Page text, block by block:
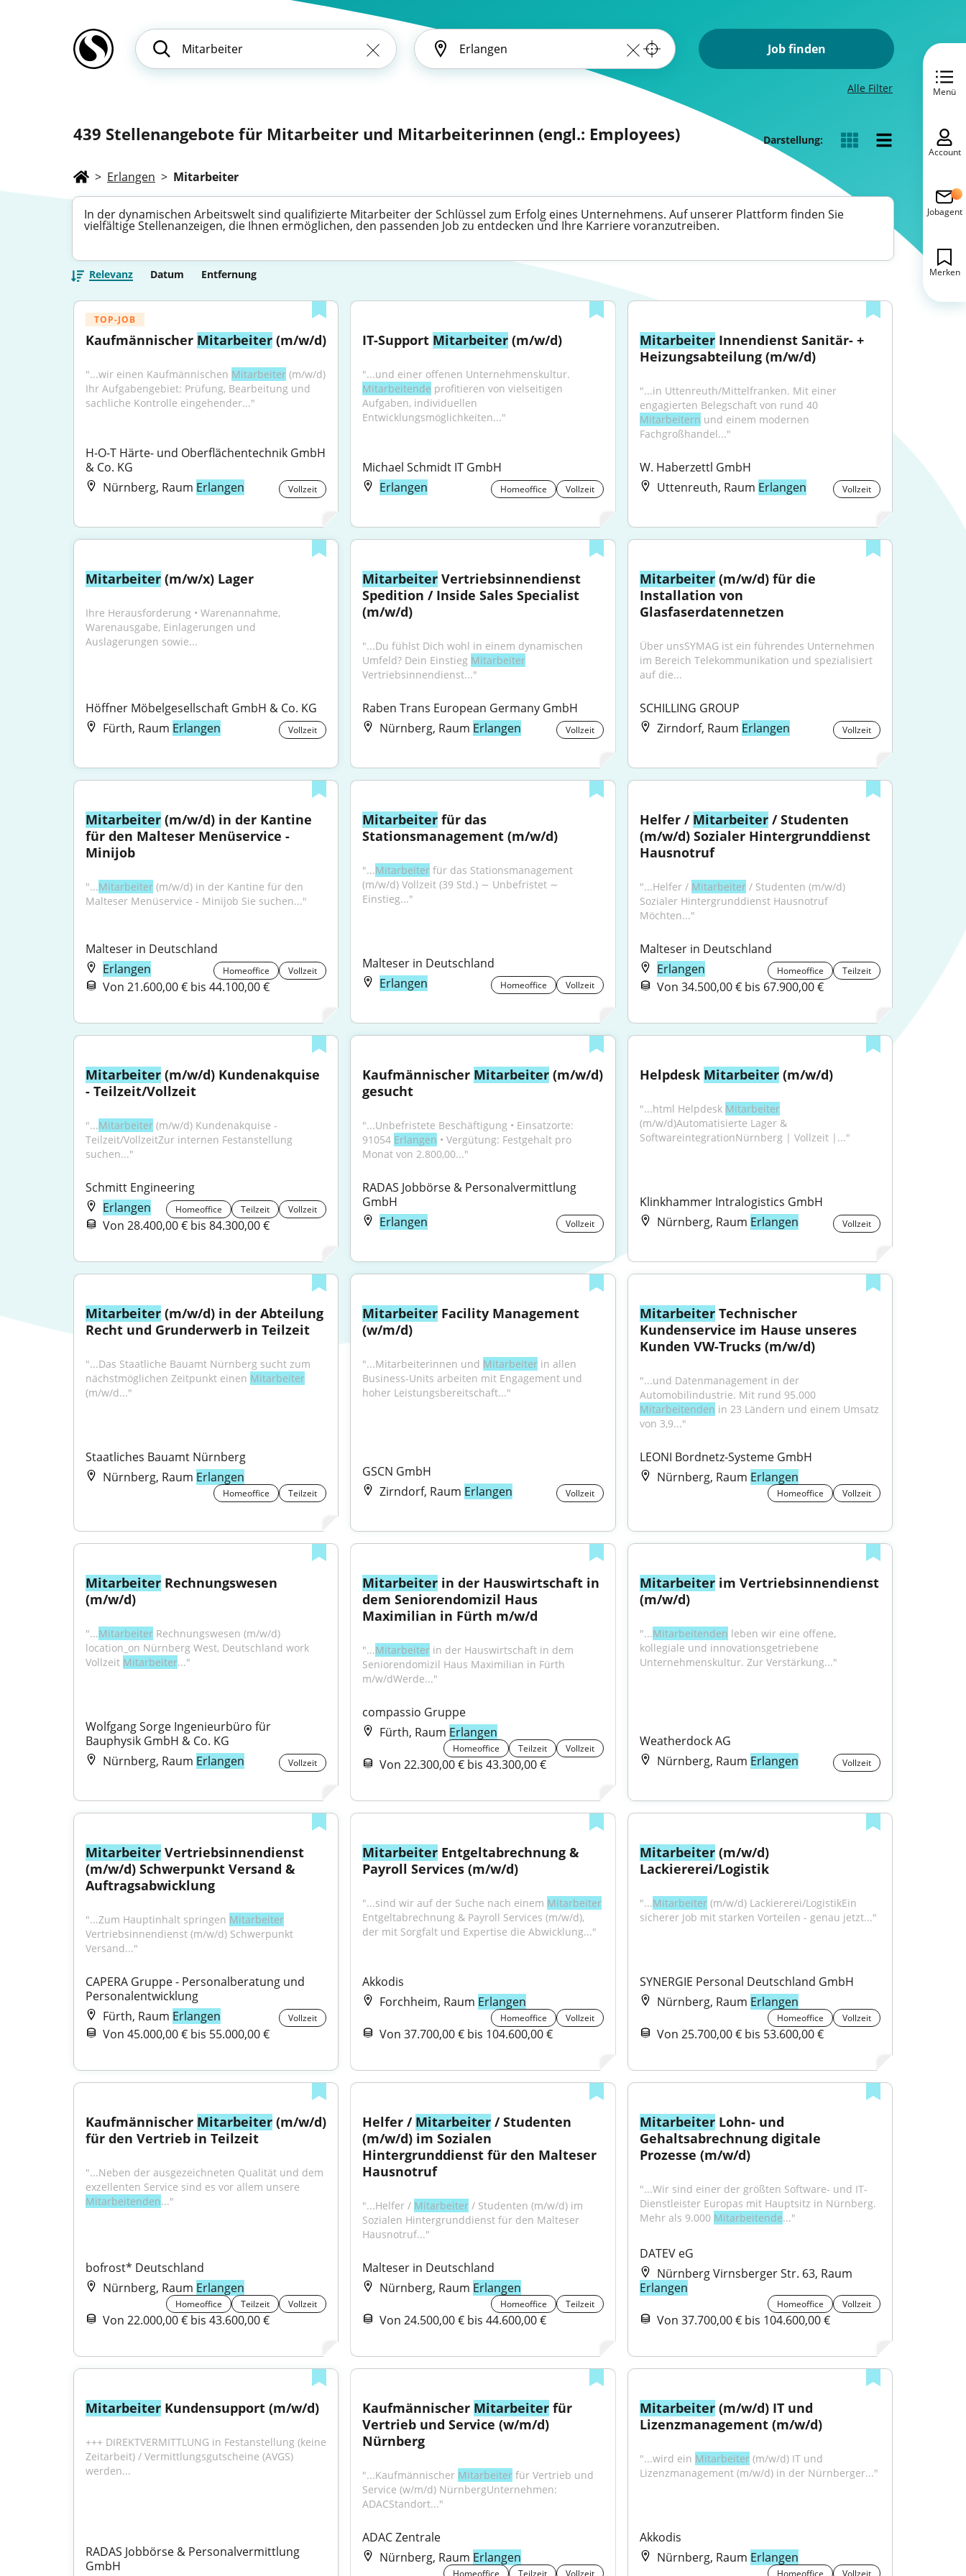
Job finden
Alle Filter
439 Stellenangebote für Mitarbeiter und Mitarbeiterinnen (engl.: Employees) Darstellung:
> Erlangen > Mitarbeiter
In der dynamischen Arbeitswelt sind qualifizierte Mitarbeiter der Schlüssel zum Erfolg eines Unternehmens. Auf unserer Plattform finden Sie
vielfältige Stellenanzeigen, die Ihnen ermöglichen, den passenden Job zu entdecken und Ihre Karriere voranzutreiben.
Relevanz Datum Entfernung
TOP-JOB
Kaufmännischer Mitarbeiter (m/w/d)
"...wir einen Kaufmännischen Mitarbeiter (m/w/d)
Ihr Aufgabengebiet: Prüfung, Bearbeitung und
sachliche Kontrolle eingehender..."
H-O-T Härte- und Oberflächentechnik GmbH
& Co. KG
Nürnberg, Raum Erlangen Vollzeit
IT-Support Mitarbeiter (m/w/d)
Mitarbeitende profitieren von vielseitigen
Aufgaben, individuellen
Entwicklungsmöglichkeiten..."
Michael Schmidt IT GmbH
Erlangen
Homeoffice Vollzeit
Mitarbeiter Innendienst Sanitär- +
Heizungsabteilung (m/w/d)
"...in Uttenreuth/Mittelfranken. Mit einer
engagierten Belegschaft von rund 40
Mitarbeitern und einem modernen
Fachgroßhandel..."
W. Haberzettl GmbH
Uttenreuth, Raum Erlangen Vollzeit
Mitarbeiter (m/w/x) Lager
Ihre Herausforderung • Warenannahme,
Warenausgabe, Einlagerungen und
Auslagerungen sowie...
Höffner Möbelgesellschaft GmbH & Co. KG
Fürth, Raum Erlangen Vollzeit
Mitarbeiter Vertriebsinnendienst
Spedition / Inside Sales Specialist
(m/w/d)
"...Du fühlst Dich wohl in einem dynamischen
Umfeld? Dein Einstieg Mitarbeiter
Vertriebsinnendienst..."
Raben Trans European Germany GmbH
Nürnberg, Raum Erlangen Vollzeit
Mitarbeiter (m/w/d) für die
Installation von
Glasfaserdatennetzen
Über unsSYMAG ist ein führendes Unternehmen
im Bereich Telekommunikation und spezialisiert
auf die...
SCHILLING GROUP
Zirndorf, Raum Erlangen Vollzeit
Mitarbeiter (m/w/d) in der Kantine
für den Malteser Menüservice -
Minijob
"...Mitarbeiter (m/w/d) in der Kantine für den
Malteser Menüservice - Minijob Sie suchen..."
Malteser in Deutschland
Erlangen
Homeoffice Vollzeit
Von 21.600,00 € bis 44.100,00 €
Mitarbeiter für das
Stationsmanagement (m/w/d)
"...Mitarbeiter für das Stationsmanagement
(m/w/d) Vollzeit (39 Std.) ∼ Unbefristet ∼
Einstieg..."
Malteser in Deutschland
Erlangen
Homeoffice Vollzeit
Helfer / Mitarbeiter / Studenten
(m/w/d) Sozialer Hintergrunddienst
Hausnotruf
"...Helfer / Mitarbeiter / Studenten (m/w/d)
Sozialer Hintergrunddienst Hausnotruf
Möchten..."
Malteser in Deutschland
Erlangen
Homeoffice Teilzeit
Von 34.500,00 € bis 67.900,00 €
Mitarbeiter (m/w/d) Kundenakquise
- Teilzeit/Vollzeit
"...Mitarbeiter (m/w/d) Kundenakquise -
Teilzeit/VollzeitZur internen Festanstellung
suchen..."
Schmitt Engineering
Erlangen
Homeoffice Teilzeit Vollzeit
Von 28.400,00 € bis 84.300,00 €
Kaufmännischer Mitarbeiter (m/w/d)
gesucht
"...Unbefristete Beschäftigung • Einsatzorte:
91054 Erlangen • Vergütung: Festgehalt pro
Monat von 2.800,00..."
RADAS Jobbörse & Personalvermittlung
GmbH
Erlangen
Vollzeit
Helpdesk Mitarbeiter (m/w/d)
"...html Helpdesk Mitarbeiter
(m/w/d)Automatisierte Lager &
SoftwareintegrationNürnberg | Vollzeit |..."
Klinkhammer Intralogistics GmbH
Nürnberg, Raum Erlangen Vollzeit
Mitarbeiter (m/w/d) in der Abteilung
Recht und Grunderwerb in Teilzeit
"...Das Staatliche Bauamt Nürnberg sucht zum
nächstmöglichen Zeitpunkt einen Mitarbeiter
(m/w/d..."
Staatliches Bauamt Nürnberg
Nürnberg, Raum Erlangen
Homeoffice Teilzeit
Mitarbeiter Facility Management
(w/m/d)
"...Mitarbeiterinnen und Mitarbeiter in allen
Business-Units arbeiten mit Engagement und
hoher Leistungsbereitschaft..."
GSCN GmbH
Zirndorf, Raum Erlangen Vollzeit
Mitarbeiter Technischer
Kundenservice im Hause unseres
Kunden VW-Trucks (m/w/d)
"...und Datenmanagement in der
Automobilindustrie. Mit rund 95.000
Mitarbeitenden in 23 Ländern und einem Umsatz
von 3,9..."
LEONI Bordnetz-Systeme GmbH
Nürnberg, Raum Erlangen
Homeoffice Vollzeit
Mitarbeiter Rechnungswesen
(m/w/d)
"...Mitarbeiter Rechnungswesen (m/w/d)
location_on Nürnberg West, Deutschland work
Vollzeit Mitarbeiter..."
Wolfgang Sorge Ingenieurbüro für
Bauphysik GmbH & Co. KG
Nürnberg, Raum Erlangen Vollzeit
Mitarbeiter in der Hauswirtschaft in
dem Seniorendomizil Haus
Maximilian in Fürth m/w/d
"...Mitarbeiter in der Hauswirtschaft in dem
Seniorendomizil Haus Maximilian in Fürth
m/w/dWerde..."
compassio Gruppe
Fürth, Raum Erlangen
Homeoffice Teilzeit Vollzeit
Von 22.300,00 € bis 43.300,00 €
Mitarbeiter im Vertriebsinnendienst
(m/w/d)
"...Mitarbeitenden leben wir eine offene,
kollegiale und innovationsgetriebene
Unternehmenskultur. Zur Verstärkung..."
Weatherdock AG
Nürnberg, Raum Erlangen Vollzeit
Mitarbeiter Vertriebsinnendienst
(m/w/d) Schwerpunkt Versand &
Auftragsabwicklung
"...Zum Hauptinhalt springen Mitarbeiter
Vertriebsinnendienst (m/w/d) Schwerpunkt
Versand..."
CAPERA Gruppe - Personalberatung und
Personalentwicklung
Fürth, Raum Erlangen Vollzeit
Von 45.000,00 € bis 55.000,00 €
Mitarbeiter Entgeltabrechnung &
Payroll Services (m/w/d)
"...sind wir auf der Suche nach einem Mitarbeiter
Entgeltabrechnung & Payroll Services (m/w/d),
der mit Sorgfalt und Expertise die Abwicklung..."
Akkodis
Forchheim, Raum Erlangen
Homeoffice Vollzeit
Von 37.700,00 € bis 104.600,00 €
Mitarbeiter (m/w/d)
Lackiererei/Logistik
"...Mitarbeiter (m/w/d) Lackiererei/LogistikEin
sicherer Job mit starken Vorteilen - genau jetzt..."
SYNERGIE Personal Deutschland GmbH
Nürnberg, Raum Erlangen
Homeoffice Vollzeit
Von 25.700,00 € bis 53.600,00 €
Kaufmännischer Mitarbeiter (m/w/d)
für den Vertrieb in Teilzeit
"...Neben der ausgezeichneten Qualität und dem
Mitarbeitenden..."
bofrost* Deutschland
Nürnberg, Raum Erlangen
Homeoffice Teilzeit Vollzeit
Von 22.000,00 € bis 43.600,00 €
Helfer / Mitarbeiter / Studenten
(m/w/d) im Sozialen
Hintergrunddienst für den Malteser
Hausnotruf
"...Helfer / Mitarbeiter / Studenten (m/w/d) im
Sozialen Hintergrunddienst für den Malteser
Hausnotruf..."
Malteser in Deutschland
Nürnberg, Raum Erlangen
Homeoffice Teilzeit
Von 24.500,00 € bis 44.600,00 €
Mitarbeiter Lohn- und
Gehaltsabrechnung digitale
Prozesse (m/w/d)
"...Wir sind einer der größten Software- und IT-
Dienstleister Europas mit Hauptsitz in Nürnberg.
Mehr als 9.000 Mitarbeitende..."
DATEV eG
Nürnberg Virnsberger Str. 63, Raum
Erlangen
Homeoffice Vollzeit
Von 37.700,00 € bis 104.600,00 €
Mitarbeiter Kundensupport (m/w/d)
+++ DIREKTVERMITTLUNG in Festanstellung (keine
Zeitarbeit) / Vermittlungsgutscheine (AVGS)
werden...
RADAS Jobbörse & Personalvermittlung
GmbH
Kaufmännischer Mitarbeiter für
Vertrieb und Service (w/m/d)
Nürnberg
"...Kaufmännischer Mitarbeiter für Vertrieb und
Service (w/m/d) NürnbergUnternehmen:
ADACStandort..."
ADAC Zentrale
Nürnberg, Raum Erlangen
Homeoffice Teilzeit Vollzeit
Mitarbeiter (m/w/d) IT und
Lizenzmanagement (m/w/d)
"...wird ein Mitarbeiter (m/w/d) IT und
Lizenzmanagement (m/w/d) in der Nürnberger..."
Akkodis
Nürnberg, Raum Erlangen
Homeoffice Vollzeit
Menü
Account
Jobagent
Merken